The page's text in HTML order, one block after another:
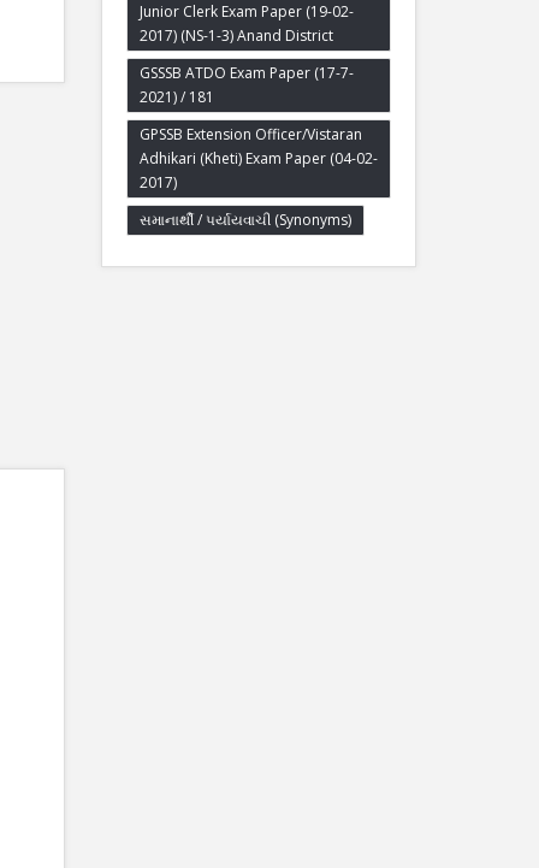
Junior Clerk Exam Paper (19-02-
2017) (NS-1-3) Anand District
GSSSB ATDO Exam Paper (17-7-
2021) / 181
GPSSB Extension Officer/Vistaran
Adhikari (Kheti) Exam Paper (04-02-
2017)
સમાનાર્થી / પર્યાયવાચી (Synonyms)